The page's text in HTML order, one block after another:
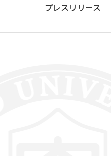
プレスリリース